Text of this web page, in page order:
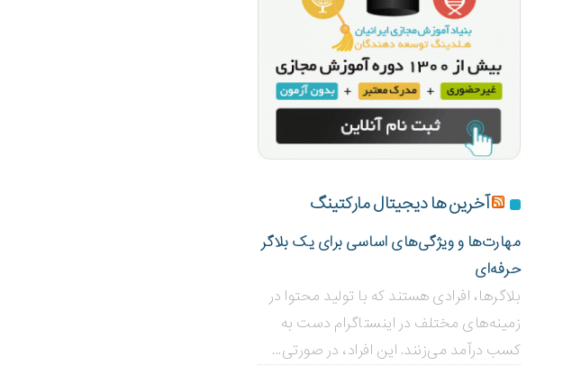
آخرین ها دیجیتال مارکتینگ
مهارت‌ها و ویژگی‌های اساسی برای یک بلاگر
حرفه‌ای
بلاگر‌ها، افرادی هستند که با تولید محتوا در
زمینه‌های مختلف در اینستاگرام دست به
کسب درآمد می‌زنند. این افراد، در صورتی...